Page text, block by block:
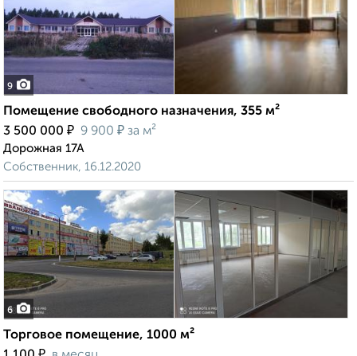
9
Помещение свободного назначения, 355 м²
3 500 000 ₽ 9 900 ₽ за м²
Дорожная 17А
Собственник, 16.12.2020
6
Торговое помещение, 1000 м²